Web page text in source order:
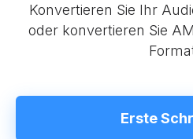
Konvertieren Sie Ihr
oder konvertieren Sie
Erste